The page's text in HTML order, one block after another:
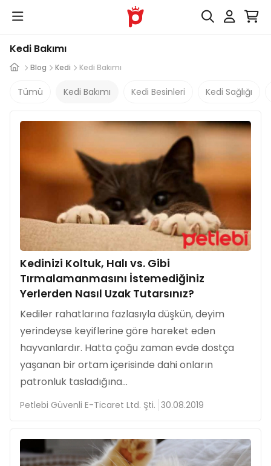
Kedi Bakımı
Blog Kedi Kedi Bakımı
Tümü Kedi Bakımı Kedi Besinleri Kedi Sağlığı
Kedinizi Koltuk, Halı vs. Gibi
Tırmalamanmasını İstemediğiniz
Yerlerden Nasıl Uzak Tutarsınız?
Kediler rahatlarına fazlasıyla düşkün, deyim
yerindeyse keyiflerine göre hareket eden
hayvanlardır. Hatta çoğu zaman evde dostça
yaşanan bir ortam içerisinde dahi onların
patronluk tasladığına...
Petlebi Güvenli E-Ticaret Ltd. Şti. 30.08.2019